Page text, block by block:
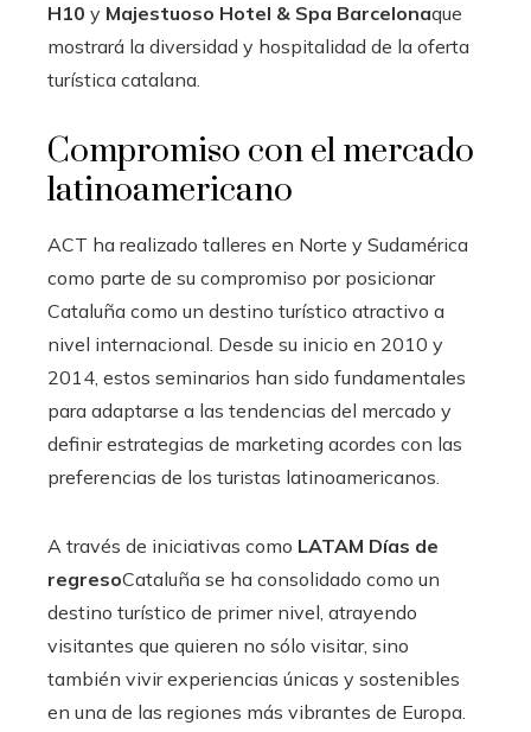
H10 y Majestuoso Hotel & Spa Barcelonaque
mostrará la diversidad y hospitalidad de la oferta
turística catalana.
Compromiso con el mercado
latinoamericano
ACT ha realizado talleres en Norte y Sudamérica
como parte de su compromiso por posicionar
Cataluña como un destino turístico atractivo a
nivel internacional. Desde su inicio en 2010 y
2014, estos seminarios han sido fundamentales
para adaptarse a las tendencias del mercado y
definir estrategias de marketing acordes con las
preferencias de los turistas latinoamericanos.
A través de iniciativas como LATAM Días de
regresoCataluña se ha consolidado como un
destino turístico de primer nivel, atrayendo
visitantes que quieren no sólo visitar, sino
también vivir experiencias únicas y sostenibles
en una de las regiones más vibrantes de Europa.